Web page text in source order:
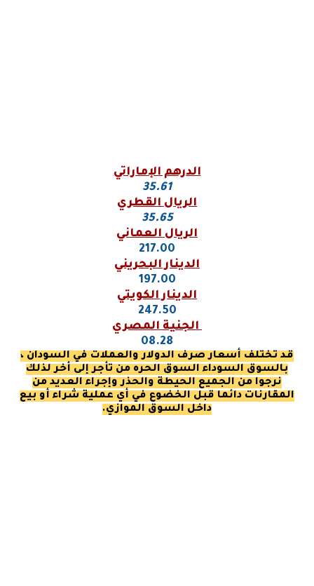
الدرهم الإماراتي
35.61
الريال القطري
35.65
الريال العماني
217.00
الدينار البحريني
197.00
الدينار الكويتي
247.50
الجنية المصري
08.28
قد تختلف أسعار صرف الدولار والعملات في السودان ،
بالسوق السوداء السوق الحره من تأجر إلى أخر لذلك
نرجوا من الجميع الحيطة والحذر وإجراء العديد من
المقارنات دائما قبل الخضوع في أي عملية شراء أو بيع
داخل السوق الموازي.